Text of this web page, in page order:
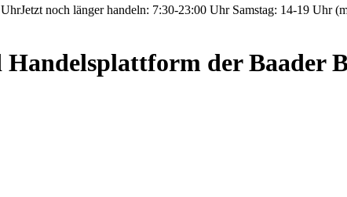
UhrJetzt noch länger handeln: 7:30-23:00 Uhr Samstag: 14-19 Uhr
der Baader